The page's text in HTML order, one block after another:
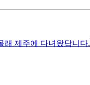
래 제주에 다녀왔답니다.